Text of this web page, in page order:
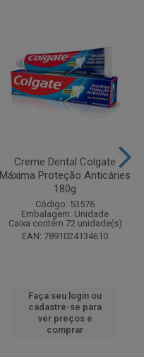
Creme Dental Colgate
Máxima Proteção Anticáries
180g
Código: 53576
Embalagem: Unidade
Caixa contém 72 unidade(s)
EAN: 7891024134610
Faça seu login ou
cadastre-se para
ver preços e
comprar